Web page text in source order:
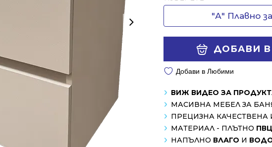
"А" Плавно
ДОБАВИ
Добави в Любими
ВИЖ ВИДЕО ЗА
МАСИВНА МЕБЕЛ ЗА
ПРЕЦИЗНА КАЧЕСТВЕНА
МАТЕРИАЛ - ПЛЪТНО ПВЦ
НАПЪЛНО ВЛАГО И